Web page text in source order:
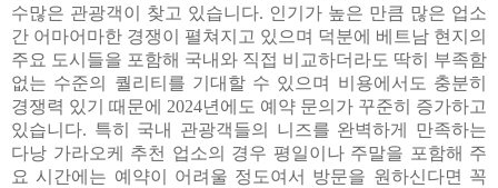
수많은 관광객이 찾고 있습니다. 인기가 높은 만큼 많은 업소
간 어마어마한 경쟁이 펼쳐지고 있으며 덕분에 베트남 현지의
주요 도시들을 포함해 국내와 직접 비교하더라도 딱히 부족함
없는 수준의 퀄리티를 기대할 수 있으며 비용에서도 충분히
경쟁력 있기 때문에 2024년에도 예약 문의가 꾸준히 증가하고
있습니다. 특히 국내 관광객들의 니즈를 완벽하게 만족하는
다낭 가라오케 추천 업소의 경우 평일이나 주말을 포함해 주
요 시간에는 예약이 어려울 정도여서 방문을 원하신다면 꼭